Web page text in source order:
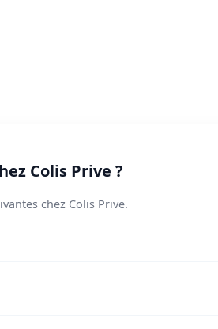
Colis Prive ?
chez Colis Prive.